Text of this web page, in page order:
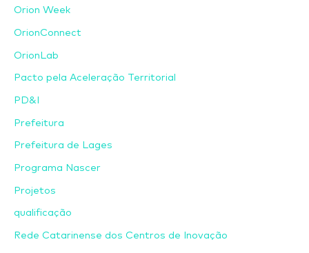
Orion Week
OrionConnect
OrionLab
Pacto pela Aceleração Territorial
PD&I
Prefeitura
Prefeitura de Lages
Programa Nascer
Projetos
qualificação
Rede Catarinense dos Centros de Inovação